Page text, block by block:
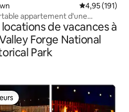
Évaluation
4,95 (191)
appartement d'une
de vacances à
Forge National
Park
les plus appréciés